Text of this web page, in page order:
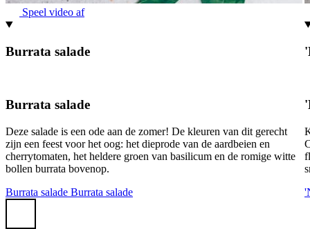
Speel video af
Burrata salade
Burrata salade
Deze salade is een ode aan de zomer! De kleuren van dit gerecht
zijn een feest voor het oog: het dieprode van de aardbeien en
cherrytomaten, het heldere groen van basilicum en de romige witte
bollen burrata bovenop.
Burrata salade Burrata salade